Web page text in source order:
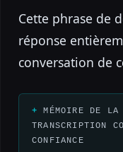
Cette phrase de
réponse
conversation de
MÉMOIRE DE
TRANSCRIPTION
CONFIANCE